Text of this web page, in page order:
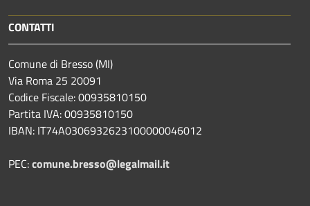
CONTATTI
Comune di Bresso (MI)
Via Roma 25 20091
Codice Fiscale: 00935810150
Partita IVA: 00935810150
IBAN: IT74A0306932623100000046012
PEC:comune.bresso@legalmail.it